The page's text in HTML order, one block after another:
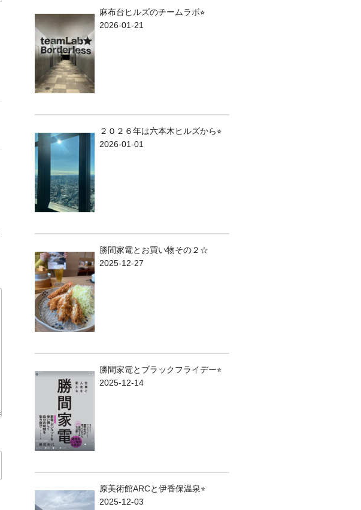
麻布台ヒルズのチームラボ⭐︎
2026-01-21
２０２６年は六本木ヒルズから⭐︎
2026-01-01
勝間家電とお買い物その２☆
2025-12-27
勝間家電とブラックフライデー⭐︎
2025-12-14
原美術館ARCと伊香保温泉⭐︎
2025-12-03